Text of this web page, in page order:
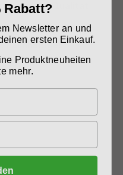
geprüfter Qualität
nachhaltiges
Presto Humus GmbH
Rabatt?
Newsletter an und
ersten Einkauf.
Produktneuheiten
mehr.